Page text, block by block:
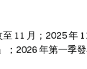
11 月；2025 年
；2026 年第一季